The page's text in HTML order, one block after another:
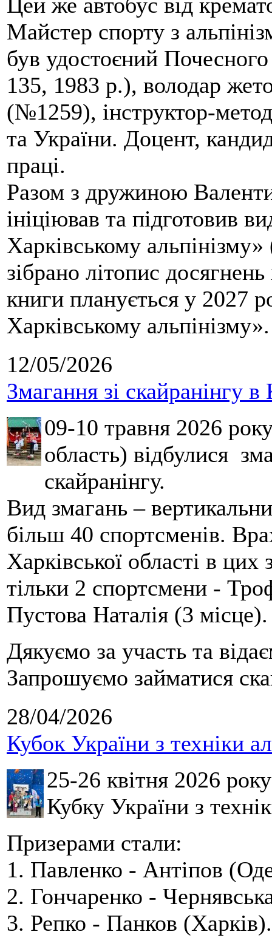
Майстер спорту з
був удостоєний
135, 1983 р.), володар
(№1259), інструктор-
та України. Доцент,
праці.
Разом з дружиною
ініціював та підготовив
Харківському
зібрано літопис
книги планується у 2027
Харківському альпінізму».
12/05/2026
Змагання зі скайранінгу в
09-10 травня 2026
область) відбулися
скайранінгу.
Вид змагань –
більш 40 спортсменів.
Харківської області в
тільки 2 спортсмени -
Пустова Наталія (3 місце).
Дякуємо за участь та
Запрошуємо займатися
28/04/2026
Кубок України з техніки
25-26 квітня 2026
Кубку України з
Призерами стали:
1. Павленко - Антіпов
2. Гончаренко -
3. Репко - Панков (Харків).